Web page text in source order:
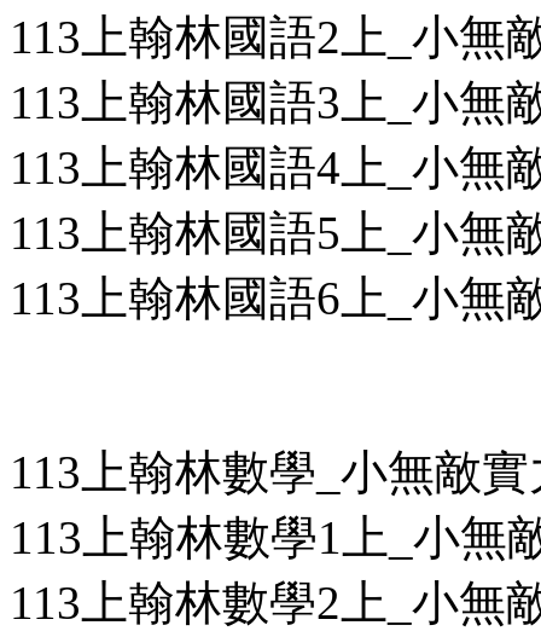
113上翰林國語2上_小無
113上翰林國語3上_小無
113上翰林國語4上_小無
113上翰林國語5上_小無
113上翰林國語6上_小無
113上翰林數學_小無敵
113上翰林數學1上_小無
113上翰林數學2上_小無